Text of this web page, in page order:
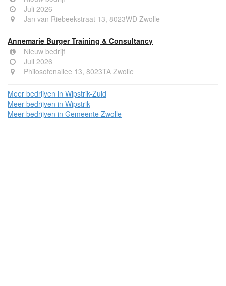
Juli 2026
Jan van Riebeekstraat 13, 8023WD Zwolle
Annemarie Burger Training & Consultancy
Nieuw bedrijf
Juli 2026
Philosofenallee 13, 8023TA Zwolle
Meer bedrijven in Wipstrik-Zuid
Meer bedrijven in Wipstrik
Meer bedrijven in Gemeente Zwolle